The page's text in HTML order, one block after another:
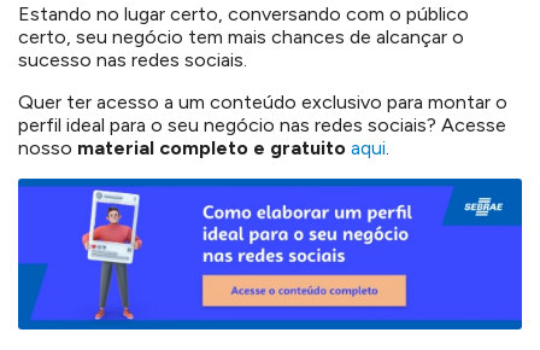
Estando no lugar certo, conversando com o público
certo, seu negócio tem mais chances de alcançar o
sucesso nas redes sociais.
Quer ter acesso a um conteúdo exclusivo para montar o
perfil ideal para o seu negócio nas redes sociais? Acesse
nosso material completo e gratuito aqui